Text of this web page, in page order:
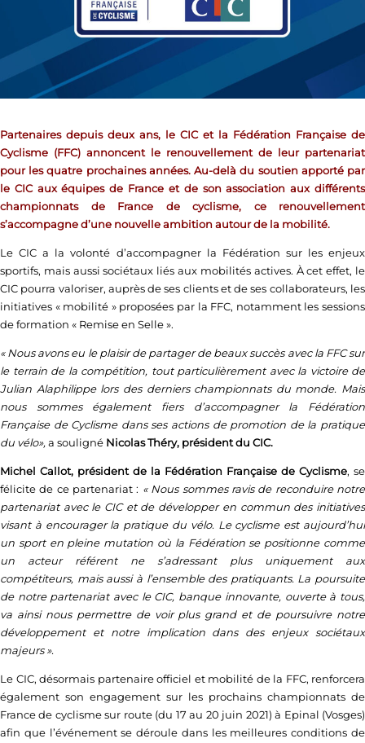
Partenaires depuis deux ans, le CIC et la Fédération Française de
Cyclisme (FFC) annoncent le renouvellement de leur partenariat
pour les quatre prochaines années. Au-delà du soutien apporté par
le CIC aux équipes de France et de son association aux différents
championnats de France de cyclisme, ce renouvellement
s’accompagne d’une nouvelle ambition autour de la mobilité.
Le CIC a la volonté d’accompagner la Fédération sur les enjeux
sportifs, mais aussi sociétaux liés aux mobilités actives. À cet effet, le
CIC pourra valoriser, auprès de ses clients et de ses collaborateurs, les
initiatives « mobilité » proposées par la FFC, notamment les sessions
de formation « Remise en Selle ».
« Nous avons eu le plaisir de partager de beaux succès avec la FFC sur
le terrain de la compétition, tout particulièrement avec la victoire de
Julian Alaphilippe lors des derniers championnats du monde. Mais
nous sommes également fiers d’accompagner la Fédération
Française de Cyclisme dans ses actions de promotion de la pratique
du vélo»,a souligné Nicolas Théry, président du CIC.
Michel Callot, président de la Fédération Française de Cyclisme, se
félicite de ce partenariat : « Nous sommes ravis de reconduire notre
partenariat avec le CIC et de développer en commun des initiatives
visant à encourager la pratique du vélo. Le cyclisme est aujourd’hui
un sport en pleine mutation où la Fédération se positionne comme
un acteur référent ne s’adressant plus uniquement aux
compétiteurs, mais aussi à l’ensemble des pratiquants. La poursuite
de notre partenariat avec le CIC, banque innovante, ouverte à tous,
va ainsi nous permettre de voir plus grand et de poursuivre notre
développement et notre implication dans des enjeux sociétaux
majeurs ».
Le CIC, désormais partenaire officiel et mobilité de la FFC, renforcera
également son engagement sur les prochains championnats de
France de cyclisme sur route (du 17 au 20 juin 2021) à Epinal (Vosges)
afin que l’événement se déroule dans les meilleures conditions de